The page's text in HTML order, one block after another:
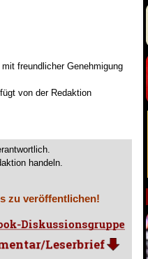
freundlicher Genehmigung
von der Redaktion
handeln.
zu veröffentlichen!